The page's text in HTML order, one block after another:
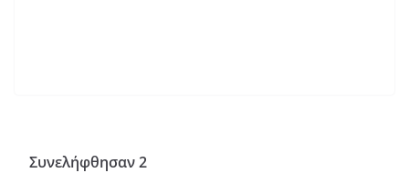
Συνελήφθησαν 2